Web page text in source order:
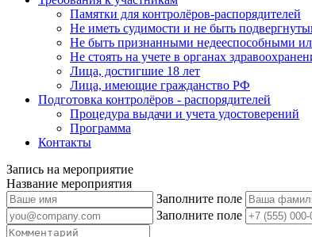
Памятки для контролёров-распорядителей
Не иметь судимости и не быть
Не быть признанными недееспособными
Не стоять на учете в органах
Лица, достигшие 18 лет
Лица, имеющие гражданство РФ
Подготовка контролёров - распорядителей
Процедура выдачи и учета удостоверений
Программа
Контакты
Запись на мероприятие
Название мероприятия
Заполните поле
Заполните поле